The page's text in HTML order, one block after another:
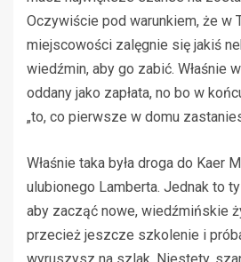
Oczywiście pod warunkiem, że w
miejscowości zalęgnie się jakiś
wiedźmin, aby go zabić. Właśnie
oddany jako zapłata, no bo w
„to, co pierwsze w domu
Właśnie taka była droga do Kaer
ulubionego Lamberta. Jednak to
aby zacząć nowe, wiedźmińskie
przecież jeszcze szkolenie i